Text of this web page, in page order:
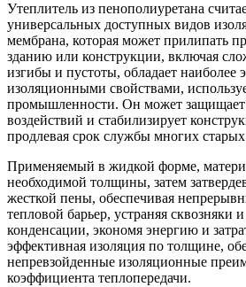
Утеплитель из пенополиуретана
универсальных доступных видов
мембрана, которая может прилипать
зданию или конструкции, включая
изгибы и пустоты, обладает
изоляционными свойствами,
промышленности. Он может защищает
воздействий и стабилизирует
продлевая срок службы многих
Применяемый в жидкой форме,
необходимой толщины, затем
жесткой пены, обеспечивая
тепловой барьер, устраняя сквозняки
конденсации, экономя энергию и
эффективная изоляция по толщине,
непревзойденные изоляционные
коэффициента теплопередачи.